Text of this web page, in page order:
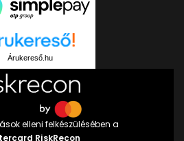
Árukereső.hu
elleni felkészülésében a
RiskRecon